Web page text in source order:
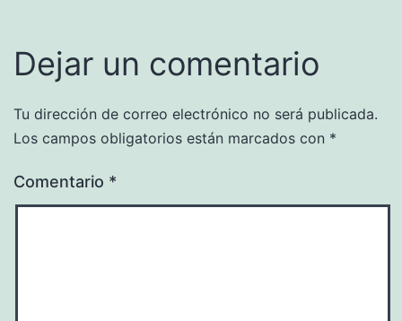
Dejar un comentario
Tu dirección de correo electrónico no será publicada.
Los campos obligatorios están marcados con *
Comentario *